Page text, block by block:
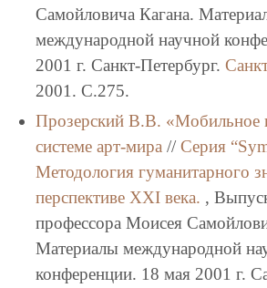
Самойловича Кагана.
международной научной
2001 г. Санкт-Петербург.
2001. C.275.
Прозерский В.В. «Мобильное
системе арт-мира // Серия
Методология гуманитарного
перспективе XXI века. ,
профессора Моисея
Материалы международной
конференции. 18 мая 2001 г.